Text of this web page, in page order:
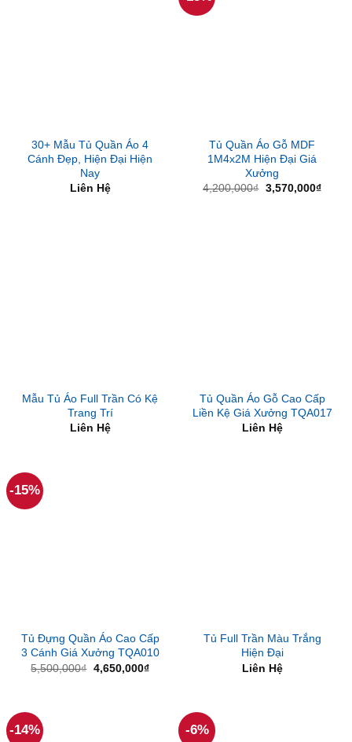
30+ Mẫu Tủ Quần Áo 4
Cánh Đẹp, Hiện Đại Hiện
Nay
Liên Hệ
Tủ Quần Áo Gỗ MDF
1M4x2M Hiện Đại Giá
Xưởng
4,200,000₫ Giá
3,570,000₫Giá
Mẫu Tủ Áo Full Trần Có Kệ
Trang Trí
Liên Hệ
Tủ Quần Áo Gỗ Cao Cấp
Liền Kệ Giá Xưởng TQA017
Liên Hệ
-15%
Tủ Đựng Quần Áo Cao Cấp
3 Cánh Giá Xưởng TQA010
5,500,000₫ Giá
4,650,000₫Giá
4,650,000₫.
Tủ Full Trần Màu Trắng
Hiện Đại
Liên Hệ
-14% -6%